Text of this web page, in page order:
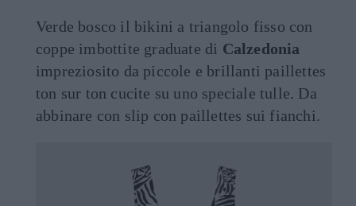
Verde bosco il bikini a triangolo fisso con
coppe imbottite graduate di Calzedonia
impreziosito da piccole e brillanti paillettes
ton sur ton cucite su uno speciale tulle. Da
abbinare con slip con paillettes sui fianchi.